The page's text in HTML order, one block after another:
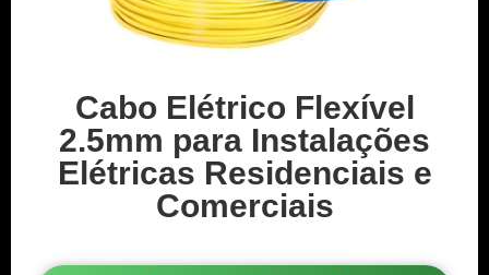
Cabo Elétrico Flexível
2.5mm para Instalações
Elétricas Residenciais e
Comerciais